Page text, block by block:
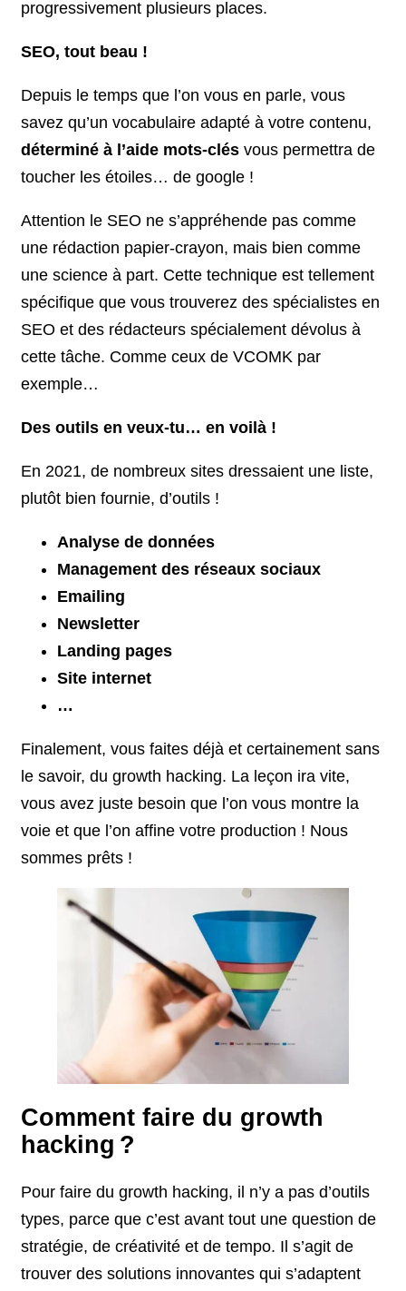
progressivement plusieurs places.
SEO, tout beau !
Depuis le temps que l’on vous en parle, vous
savez qu’un vocabulaire adapté à votre contenu,
déterminé à l’aide mots-clés vous permettra de
toucher les étoiles… de google !
Attention le SEO ne s’appréhende pas comme
une rédaction papier-crayon, mais bien comme
une science à part. Cette technique est tellement
spécifique que vous trouverez des spécialistes en
SEO et des rédacteurs spécialement dévolus à
cette tâche. Comme ceux de VCOMK par
exemple…
Des outils en veux-tu… en voilà !
En 2021, de nombreux sites dressaient une liste,
plutôt bien fournie, d’outils !
Analyse de données
Management des réseaux sociaux
Emailing
Newsletter
Landing pages
Site internet
…
Finalement, vous faites déjà et certainement sans
le savoir, du growth hacking. La leçon ira vite,
vous avez juste besoin que l’on vous montre la
voie et que l’on affine votre production ! Nous
sommes prêts !
Comment faire du growth
hacking ?
Pour faire du growth hacking, il n’y a pas d’outils
types, parce que c’est avant tout une question de
stratégie, de créativité et de tempo. Il s’agit de
trouver des solutions innovantes qui s’adaptent